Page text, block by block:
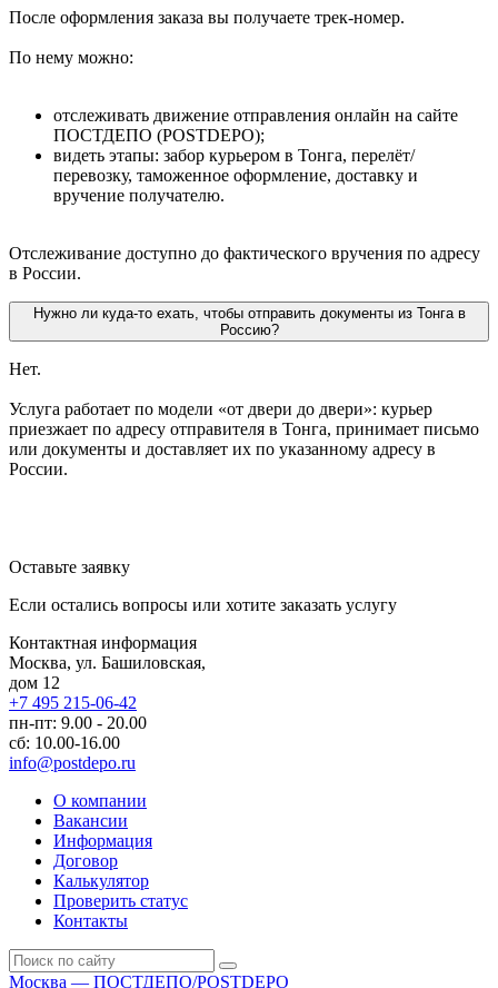
После оформления заказа вы получаете трек-номер.
По нему можно:
отслеживать движение отправления онлайн на сайте
ПОСТДЕПО (POSTDEPO);
видеть этапы: забор курьером в Тонга, перелёт/
перевозку, таможенное оформление, доставку и
вручение получателю.
Отслеживание доступно до фактического вручения по адресу
в России.
Нужно ли куда-то ехать, чтобы отправить документы из Тонга в
Россию?
Нет.
Услуга работает по модели «от двери до двери»: курьер
приезжает по адресу отправителя в Тонга, принимает письмо
или документы и доставляет их по указанному адресу в
России.
Оставьте заявку
Если остались вопросы или хотите заказать услугу
Контактная информация
Москва, ул. Башиловская,
дом 12
+7 495 215-06-42
пн-пт: 9.00 - 20.00
сб: 10.00-16.00
info@postdepo.ru
О компании
Вакансии
Информация
Договор
Калькулятор
Проверить статус
Контакты
Москва — ПОСТДЕПО/POSTDEPO